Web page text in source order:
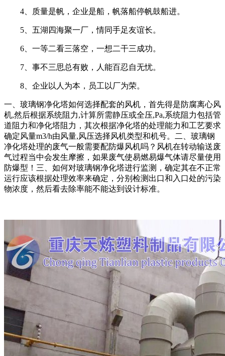
4、质量是帆，企业是船，帆落船停帆鼓船进。
5、五湖四海聚一厂，情同手足友谊长。
6、一等二看三落空，一想二干三成功。
7、事不三思总有败，人能百忍自无忧。
8、企业以人为本，员工以厂为荣。
一、玻璃钢净化塔如何选择配套的风机，首先得是防腐离心风
机,然后根据系统阻力,计算所需静压或全压,Pa,系统阻力包括管
道阻力和净化塔阻力，其次根据净化塔的处理能力和工艺要求
确定风量m3/h由风量,风压选择风机类型和机号。二、玻璃钢
净化塔处理的废气一般需要配防爆风机吗？风机在转动输送废
气过程当中会发生摩擦，如果废气使易燃易爆气体请尽量使用
防爆型！三、如何对玻璃钢净化塔进行监测，确定其在不正常
运行应该根据处理效率来确定，分别检测出口和入口处的污染
物浓度，然后看去除率能不能达到设计标准。